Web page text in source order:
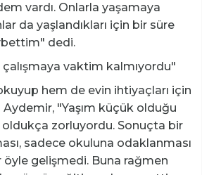
vardı. Onlarla yaşamaya
da yaşlandıkları için bir süre
dedi.
vaktim kalmıyordu"
hem de evin ihtiyaçları için
Aydemir, "Yaşım küçük olduğu
zorluyordu. Sonuçta bir
sadece okuluna odaklanması
gelişmedi. Buna rağmen